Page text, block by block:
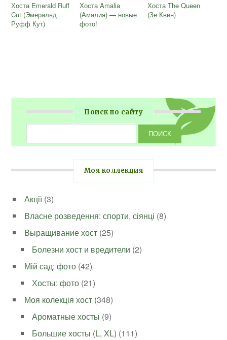
Хоста Emerald Ruff
Cut (Эмеральд
Руфф Кут)
Хоста Amalia
(Амалия) — новые
фото!
Хоста The Queen
(Зе Квин)
Поиск по сайту
Моя коллекция
Акції(3)
Власне розведення: спорти, сіянці (8)
Выращивание хост (25)
Болезни хост и вредители (2)
Мій сад: фото (42)
Хосты: фото (21)
Моя колекція хост (348)
Ароматные хосты (9)
Большие хосты (L, XL) (111)